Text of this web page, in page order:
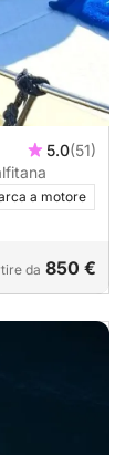
5.0(51)
a motore
da 850 €